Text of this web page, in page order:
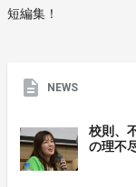
短編集！
NEWS
校則、
の理不